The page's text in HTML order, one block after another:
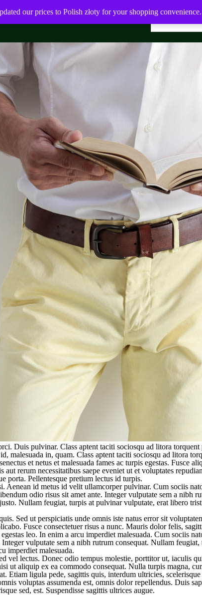
Duis pulvinar. Class aptent taciti sociosqu ad litora
malesuada in, quam. Class aptent taciti sociosqu ad litora
et netus et malesuada fames ac turpis egestas. Fusce
rerum necessitatibus saepe eveniet ut et voluptates
porta. Pellentesque pretium lectus id turpis.
id metus id velit ullamcorper pulvinar. Cum sociis
odio risus sit amet ante. Integer vulputate sem a nibh
Nullam feugiat, turpis at pulvinar vulputate, erat libero
Sed ut perspiciatis unde omnis iste natus error sit
Fusce consectetuer risus a nunc. Mauris dolor felis,
leo. In enim a arcu imperdiet malesuada. Cum sociis
vulputate sem a nibh rutrum consequat. Nullam
imperdiet malesuada.
vel lectus. Donec odio tempus molestie, porttitor ut, iaculis
ut aliquip ex ea commodo consequat. Nulla turpis magna,
Etiam ligula pede, sagittis quis, interdum ultricies,
voluptas assumenda est, omnis dolor repellendus. Duis
sed, est. Suspendisse sagittis ultrices augue.
our prices to Polish złoty for your shopping convenience.